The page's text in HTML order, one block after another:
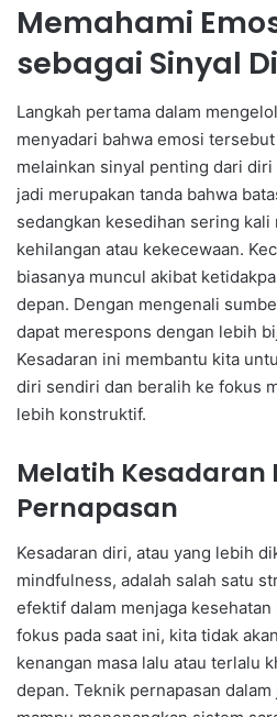
Memahami
sebagai Sinyal
Langkah pertama dalam
menyadari bahwa emosi
melainkan sinyal penting dari
jadi merupakan tanda bahwa
sedangkan kesedihan sering
kehilangan atau kekecewaan.
biasanya muncul akibat
depan. Dengan mengenali
dapat merespons dengan lebih
Kesadaran ini membantu kita
diri sendiri dan beralih ke fokus
lebih konstruktif.
Melatih Kesadaran
Pernapasan
Kesadaran diri, atau yang lebih
mindfulness, adalah salah satu
efektif dalam menjaga
fokus pada saat ini, kita tidak
kenangan masa lalu atau terlalu
depan. Teknik pernapasan